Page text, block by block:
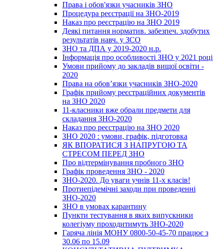
Права і обов'язки учасників ЗНО
Процедура реєстрації на ЗНО-2019
Наказ про реєстрацію на ЗНО 2019
Деякі питання норматив. забезпеч. здобутих
результатів навч. у ЗСО
ЗНО та ДПА у 2019-2020 н.р.
Інформація про особливості ЗНО у 2021 році
Умови прийому до закладів вищої освіти -
2020
Права на обов’язки учасників ЗНО-2020
Графік прийому реєстраційних документів
на ЗНО 2020
11-класники вже обрали предмети для
складання ЗНО-2020
Наказ про реєстрацію на ЗНО 2020
ЗНО 2020 : умови, графік, підготовка
ЯК ВПОРАТИСЯ З НАПРУГОЮ ТА
СТРЕСОМ ПЕРЕД ЗНО
Про відтермінування пробного ЗНО
Графік проведення ЗНО - 2020
ЗНО-2020. До уваги учнів 11-х класів!
Протиепідемічні заходи при проведенні
ЗНО-2020
ЗНО в умовах карантину
Пункти тестування в яких випускники
колегіуму проходитимуть ЗНО-2020
Гаряча лінія МОНУ 0800-50-45-70 працює з
30.06 по 15.09